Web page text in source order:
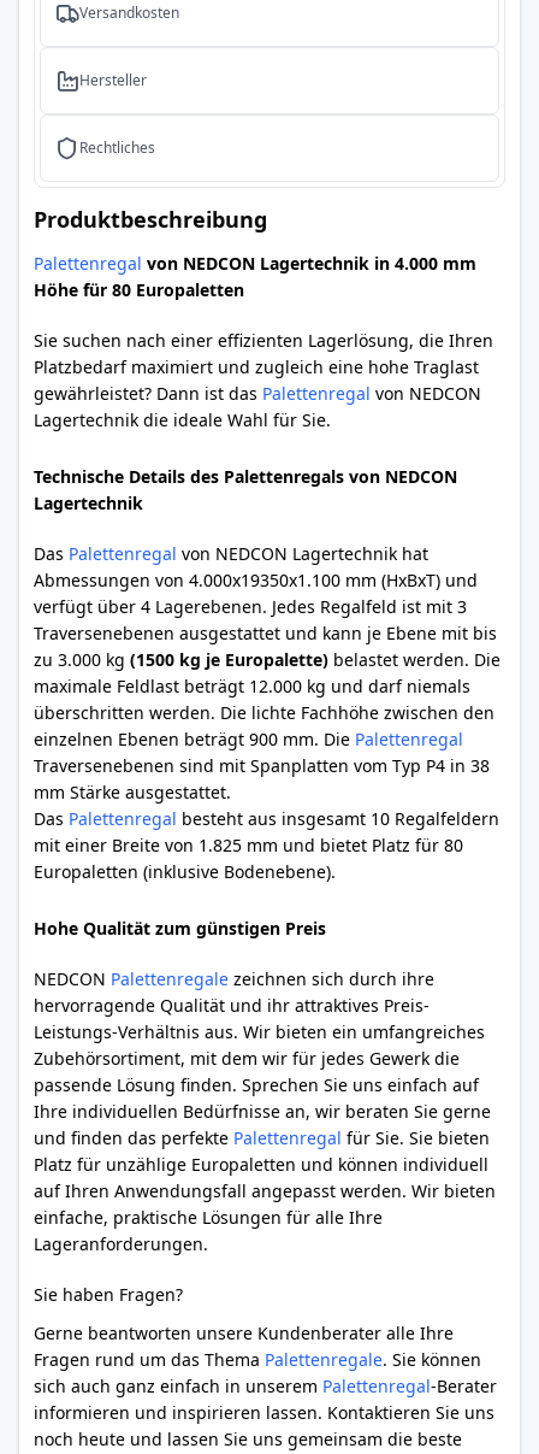
Versandkosten
Hersteller
Rechtliches
Produktbeschreibung
Palettenregal von NEDCON Lagertechnik in 4.000 mm
Höhe für 80 Europaletten
Sie suchen nach einer effizienten Lagerlösung, die Ihren
Platzbedarf maximiert und zugleich eine hohe Traglast
gewährleistet? Dann ist das Palettenregal von NEDCON
Lagertechnik die ideale Wahl für Sie.
Technische Details des Palettenregals von NEDCON
Lagertechnik
Das Palettenregal von NEDCON Lagertechnik hat
Abmessungen von 4.000x19350x1.100 mm (HxBxT) und
verfügt über 4 Lagerebenen. Jedes Regalfeld ist mit 3
Traversenebenen ausgestattet und kann je Ebene mit bis
zu 3.000 kg (1500 kg je Europalette) belastet werden. Die
maximale Feldlast beträgt 12.000 kg und darf niemals
überschritten werden. Die lichte Fachhöhe zwischen den
einzelnen Ebenen beträgt 900 mm. Die Palettenregal
Traversenebenen sind mit Spanplatten vom Typ P4 in 38
mm Stärke ausgestattet.
Das Palettenregal besteht aus insgesamt 10 Regalfeldern
mit einer Breite von 1.825 mm und bietet Platz für 80
Europaletten (inklusive Bodenebene).
Hohe Qualität zum günstigen Preis
NEDCON Palettenregale zeichnen sich durch ihre
hervorragende Qualität und ihr attraktives Preis-
Leistungs-Verhältnis aus. Wir bieten ein umfangreiches
Zubehörsortiment, mit dem wir für jedes Gewerk die
passende Lösung finden. Sprechen Sie uns einfach auf
Ihre individuellen Bedürfnisse an, wir beraten Sie gerne
und finden das perfekte Palettenregal für Sie. Sie bieten
Platz für unzählige Europaletten und können individuell
auf Ihren Anwendungsfall angepasst werden. Wir bieten
einfache, praktische Lösungen für alle Ihre
Lageranforderungen.
Sie haben Fragen?
Gerne beantworten unsere Kundenberater alle Ihre
Fragen rund um das Thema Palettenregale. Sie können
sich auch ganz einfach in unserem Palettenregal-Berater
informieren und inspirieren lassen. Kontaktieren Sie uns
noch heute und lassen Sie uns gemeinsam die beste